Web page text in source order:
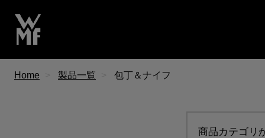
Home 製品一覧 包丁＆ナイフ
商品カテゴリ